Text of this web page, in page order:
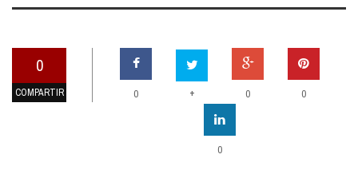
0
COMPARTIR 0 + 0 0
0